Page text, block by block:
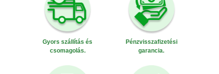
Gyors szállítás és
csomagolás.
Pénzvisszafizetési
garancia.